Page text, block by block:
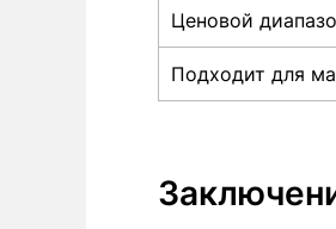
Ценовой
Подходит для